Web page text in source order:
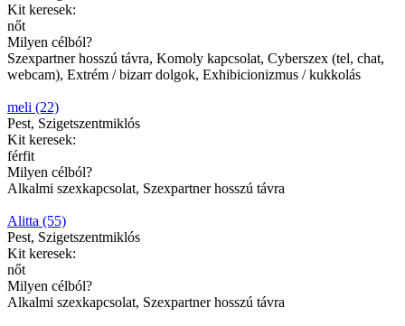
Kit keresek:
nőt
Milyen célból?
Szexpartner hosszú távra, Komoly kapcsolat, Cyberszex (tel, chat,
webcam), Extrém / bizarr dolgok, Exhibicionizmus / kukkolás
meli (22)
Pest, Szigetszentmiklós
Kit keresek:
férfit
Milyen célból?
Alkalmi szexkapcsolat, Szexpartner hosszú távra
Alitta (55)
Pest, Szigetszentmiklós
Kit keresek:
nőt
Milyen célból?
Alkalmi szexkapcsolat, Szexpartner hosszú távra